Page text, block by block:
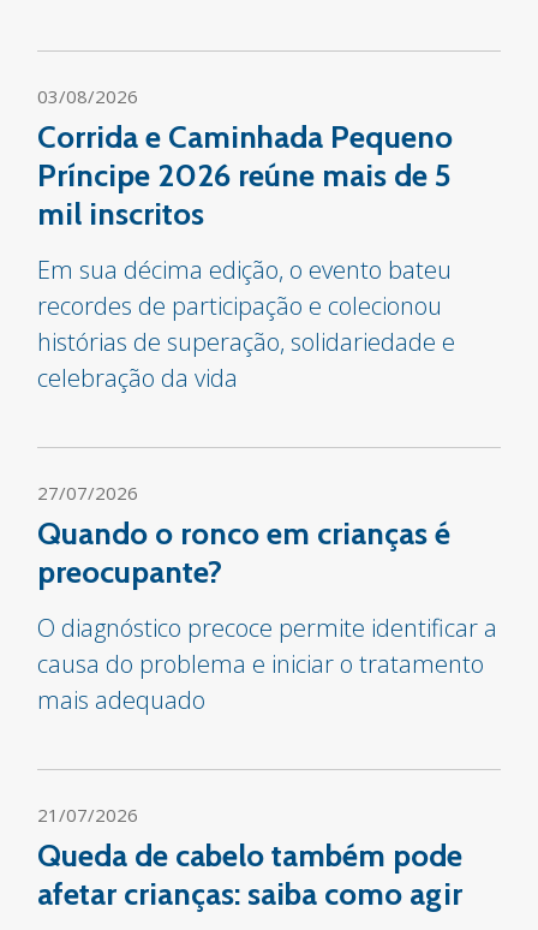
03/08/2026
Corrida e Caminhada Pequeno
Príncipe 2026 reúne mais de 5
mil inscritos
Em sua décima edição, o evento bateu
recordes de participação e colecionou
histórias de superação, solidariedade e
celebração da vida
27/07/2026
Quando o ronco em crianças é
preocupante?
O diagnóstico precoce permite identificar a
causa do problema e iniciar o tratamento
mais adequado
21/07/2026
Queda de cabelo também pode
afetar crianças: saiba como agir